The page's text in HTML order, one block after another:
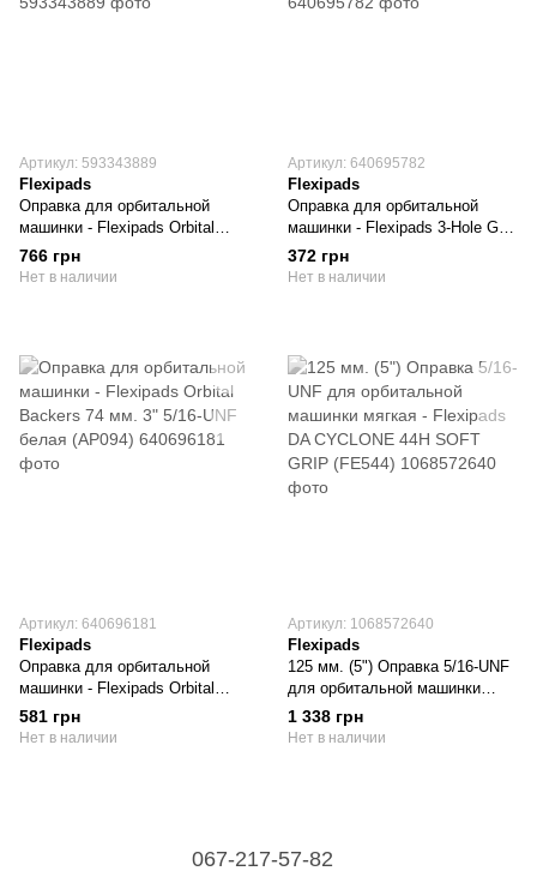
Артикул: 593343889
Flexipads
Оправка для орбитальной
машинки - Flexipads Orbital
Backers 125 мм. 5" 5/16-UNF
оранжевая (AP097)
766 грн
Нет в наличии
Артикул: 640695782
Flexipads
Оправка для орбитальной
машинки - Flexipads 3-Hole Grip
Orbital Backers 75 мм. 3" 5/16-
UNF (17002)
372 грн
Нет в наличии
Артикул: 640696181
Flexipads
Оправка для орбитальной
машинки - Flexipads Orbital
Backers 74 мм. 3" 5/16-UNF
белая (AP094)
581 грн
Нет в наличии
Артикул: 1068572640
Flexipads
125 мм. (5") Оправка 5/16-UNF
для орбитальной машинки
мягкая - Fleхipads DA
CYCLONE 44H SOFT GRIP
1 338 грн
Нет в наличии
067-217-57-82